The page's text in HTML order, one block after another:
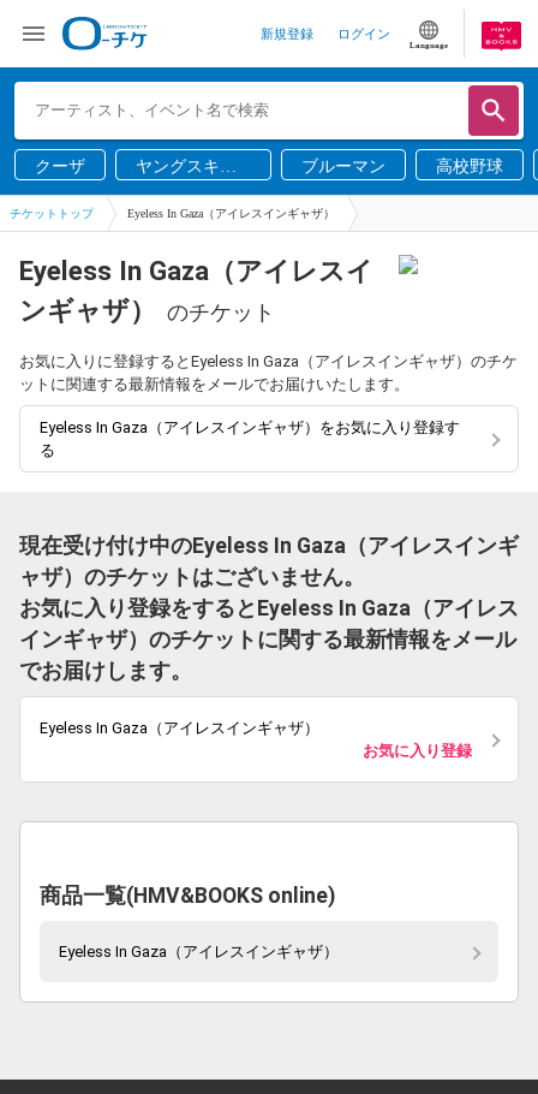
新規登録 ログイン
Language
クーザ
ヤングスキニ
ー
ブルーマン 高校野球
チケットトップ Eyeless In Gaza（アイレスインギャザ）
Eyeless In Gaza（アイレスイ
ンギャザ）
のチケット
お気に入りに登録するとEyeless In Gaza（アイレスインギャザ）のチケ
ットに関連する最新情報をメールでお届けいたします。
Eyeless In Gaza（アイレスインギャザ）をお気に入り登録す
る
現在受け付け中のEyeless In Gaza（アイレスインギ
ャザ）のチケットはございません。
お気に入り登録をするとEyeless In Gaza（アイレス
インギャザ）のチケットに関する最新情報をメール
でお届けします。
Eyeless In Gaza（アイレスインギャザ）
お気に入り登録
商品一覧(HMV&BOOKS online)
Eyeless In Gaza（アイレスインギャザ）